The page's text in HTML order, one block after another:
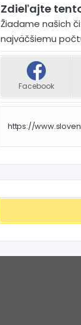
Zdieľajte
Žiadame našich
najväčšiemu
Facebook
https://